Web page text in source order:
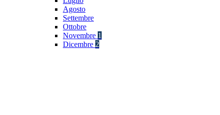
Agosto
Settembre
Ottobre
Novembre 1
Dicembre 2